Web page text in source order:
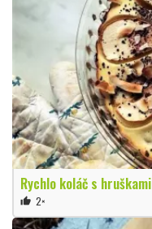
Rychlo koláč s hruškami
thumb_up 2×